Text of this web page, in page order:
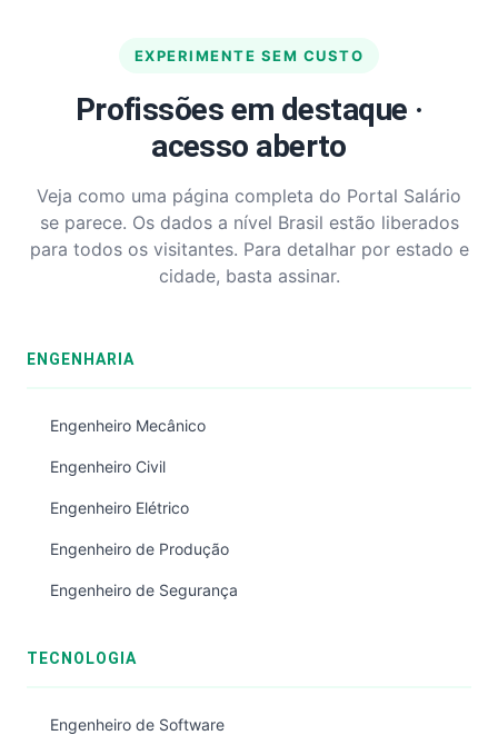
EXPERIMENTE SEM CUSTO
Profissões em destaque ·
acesso aberto
Veja como uma página completa do Portal Salário
se parece. Os dados a nível Brasil estão liberados
para todos os visitantes. Para detalhar por estado e
cidade, basta assinar.
ENGENHARIA
Engenheiro Mecânico
Engenheiro Civil
Engenheiro Elétrico
Engenheiro de Produção
Engenheiro de Segurança
TECNOLOGIA
Engenheiro de Software